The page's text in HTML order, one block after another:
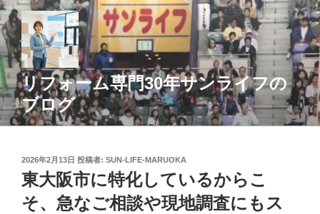
コ
ン
テ
ン
ツ
へ
ス
キ
リフォーム専門30年サンライフの
ブログ
投
稿
日:
2026年2月13日 投稿者: SUN-LIFE-MARUOKA
東大阪市に特化しているからこ
そ、急なご相談や現地調査にもス